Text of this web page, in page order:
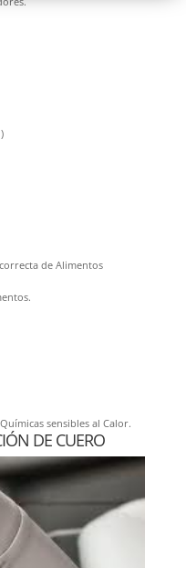
de Alimentos
sensibles al Calor.
de Alta Velocidad.
DE CUERO